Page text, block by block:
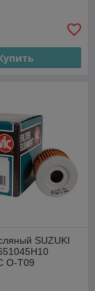
SUZUKI
O-T09